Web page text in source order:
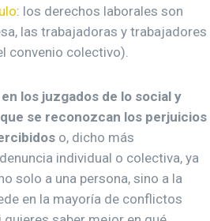
: los derechos laborales son
las trabajadoras y trabajadores
convenio colectivo).
los juzgados de lo social y
se reconozcan los perjuicios
o, dicho más
individual o colectiva, ya
solo a una persona, sino a la
en la mayoría de conflictos